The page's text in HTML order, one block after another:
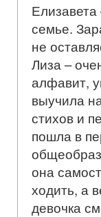
семье.
не
Лиза –
алфавит,
выучила
стихов и
пошла в
она
ходить, а
девочка